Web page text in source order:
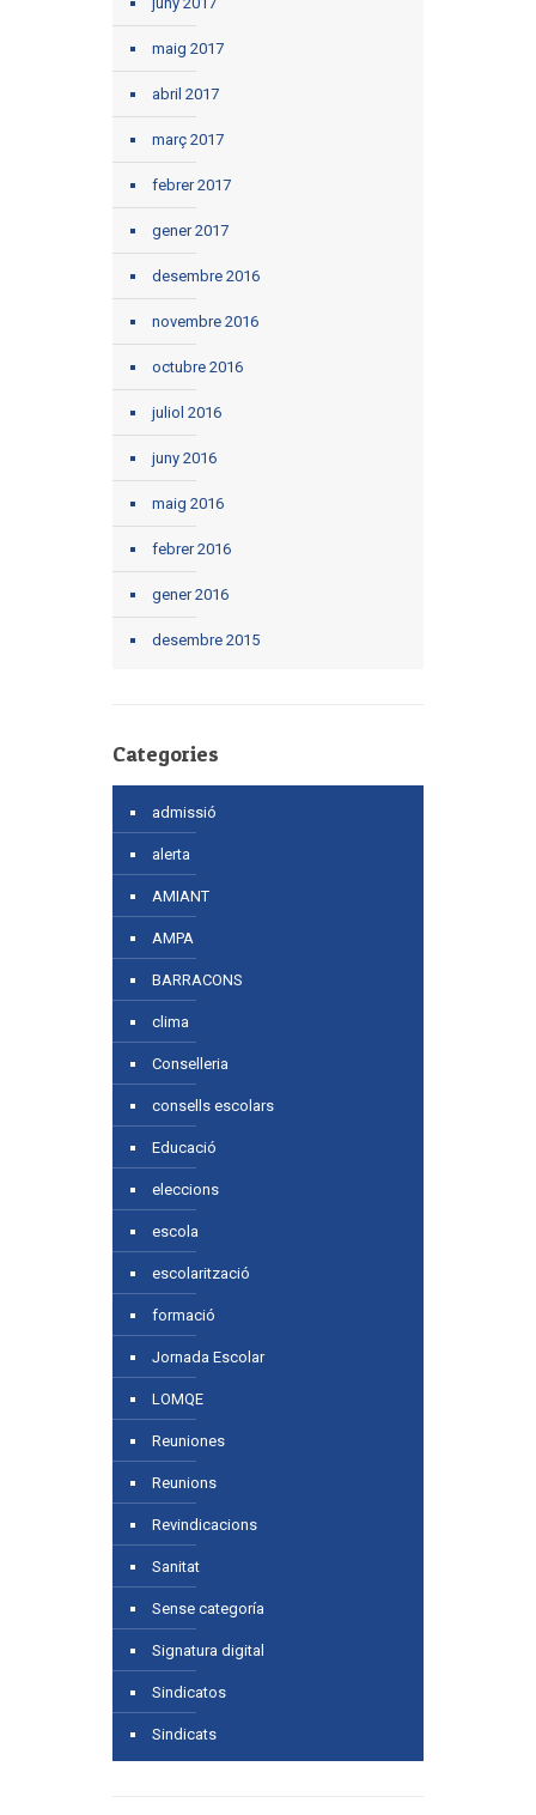
maig 2017
abril 2017
març 2017
febrer 2017
gener 2017
desembre 2016
novembre 2016
octubre 2016
juliol 2016
juny 2016
maig 2016
febrer 2016
gener 2016
desembre 2015
Categories
admissió
alerta
AMIANT
AMPA
BARRACONS
clima
Conselleria
consells escolars
Educació
eleccions
escola
escolarització
formació
Jornada Escolar
LOMQE
Reuniones
Reunions
Revindicacions
Sanitat
Sense categoría
Signatura digital
Sindicatos
Sindicats